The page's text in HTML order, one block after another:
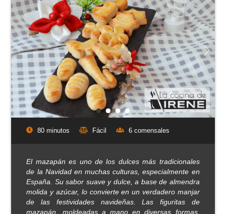
80 minutos Fácil 6 comensales
El mazapán es uno de los dulces más tradicionales
de la Navidad en muchas culturas, especialmente en
España. Su sabor suave y dulce, a base de almendra
molida y azúcar, lo convierte en un verdadero manjar
de las festividades navideñas. Las figuritas de
mazapán, moldeadas a mano en diversas formas,